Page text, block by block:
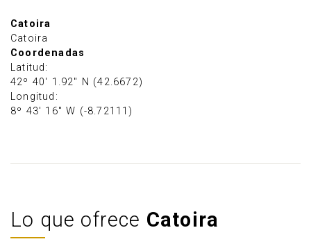
Catoira
Catoira
Coordenadas
Latitud:
42º 40' 1.92" N (42.6672)
Longitud:
8º 43' 16" W (-8.72111)
Lo que ofrece Catoira